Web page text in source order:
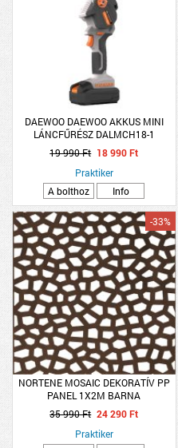
DAEWOO DAEWOO AKKUS MINI
LÁNCFŰRÉSZ DALMCH18-1
AKKUVAL ÉS TÖLTŐVEL
19 990 Ft 18 990 Ft
Praktiker
A bolthoz
Info
NORTENE MOSAIC DEKORATÍV PP
PANEL 1X2M BARNA
-33%
35 990 Ft 24 290 Ft
Praktiker